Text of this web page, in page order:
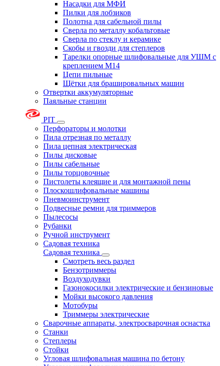
Насадки для МФИ
Пилки для лобзиков
Полотна для сабельной пилы
Сверла по металлу кобальтовые
Сверла по стеклу и керамике
Скобы и гвозди для степлеров
Тарелки опорные шлифовальные для УШМ с
креплением М14
Цепи пильные
Щётки для брашировальных машин
Отвертки аккумуляторные
Паяльные станции
PIT
Перфораторы и молотки
Пила отрезная по металлу
Пила цепная электрическая
Пилы дисковые
Пилы сабельные
Пилы торцовочные
Пистолеты клеящие и для монтажной пены
Плоскошлифовальные машины
Пневмоинструмент
Подвесные ремни для триммеров
Пылесосы
Рубанки
Ручной инструмент
Садовая техника
Садовая техника
Смотреть весь раздел
Бензотриммеры
Воздуходувки
Газонокосилки электрические и бензиновые
Мойки высокого давления
Мотобуры
Триммеры электрические
Сварочные аппараты, электросварочная оснастка
Станки
Степлеры
Стойки
Угловая шлифовальная машина по бетону